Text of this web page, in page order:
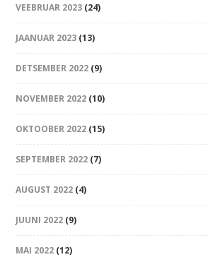
VEEBRUAR 2023 (24)
JAANUAR 2023 (13)
DETSEMBER 2022 (9)
NOVEMBER 2022 (10)
OKTOOBER 2022 (15)
SEPTEMBER 2022 (7)
AUGUST 2022 (4)
JUUNI 2022 (9)
MAI 2022 (12)